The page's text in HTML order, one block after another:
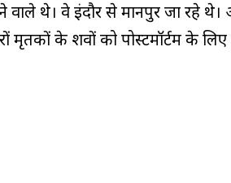
वाले थे। वे इंदौर से मानपुर जा रहे
मृतकों के शवों को पोस्टमॉर्टम के लिए